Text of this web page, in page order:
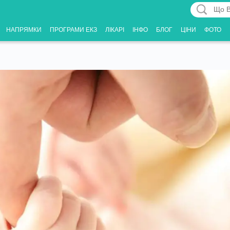
НАПРЯМКИ ПРОГРАМИ ЕКЗ ЛІКАРІ ІНФО БЛОГ ЦІНИ ФОТО
Що
Вас
цікавить?